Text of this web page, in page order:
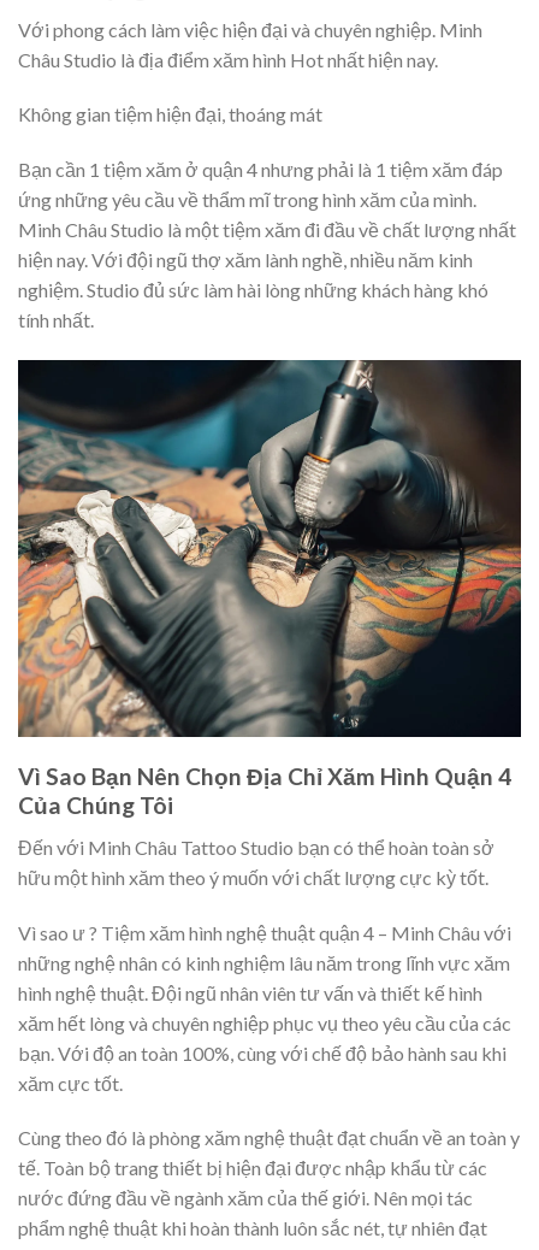
Với phong cách làm việc hiện đại và chuyên nghiệp. Minh
Châu Studio là địa điểm xăm hình Hot nhất hiện nay.
Không gian tiệm hiện đại, thoáng mát
Bạn cần 1 tiệm xăm ở quận 4 nhưng phải là 1 tiệm xăm đáp
ứng những yêu cầu về thẩm mĩ trong hình xăm của mình.
Minh Châu Studio là một tiệm xăm đi đầu về chất lượng nhất
hiện nay. Với đội ngũ thợ xăm lành nghề, nhiều năm kinh
nghiệm. Studio đủ sức làm hài lòng những khách hàng khó
tính nhất.
Vì Sao Bạn Nên Chọn Địa Chỉ Xăm Hình Quận 4
Của Chúng Tôi
Đến với Minh Châu Tattoo Studio bạn có thể hoàn toàn sở
hữu một hình xăm theo ý muốn với chất lượng cực kỳ tốt.
Vì sao ư ? Tiệm xăm hình nghệ thuật quận 4 – Minh Châu với
những nghệ nhân có kinh nghiệm lâu năm trong lĩnh vực xăm
hình nghệ thuật. Đội ngũ nhân viên tư vấn và thiết kế hình
xăm hết lòng và chuyên nghiệp phục vụ theo yêu cầu của các
bạn. Với độ an toàn 100%, cùng với chế độ bảo hành sau khi
xăm cực tốt.
Cùng theo đó là phòng xăm nghệ thuật đạt chuẩn về an toàn y
tế. Toàn bộ trang thiết bị hiện đại được nhập khẩu từ các
nước đứng đầu về ngành xăm của thế giới. Nên mọi tác
phẩm nghệ thuật khi hoàn thành luôn sắc nét, tự nhiên đạt